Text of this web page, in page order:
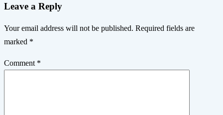
Leave a Reply
Your email address will not be published. Required fields are
marked *
Comment *